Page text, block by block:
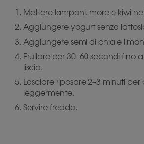
Mettere lamponi, more e kiwi
Aggiungere yogurt senza
Aggiungere semi di chia e
Frullare per 30–60 secondi fino
liscia.
Lasciare riposare 2–3 minuti
leggermente.
Servire freddo.